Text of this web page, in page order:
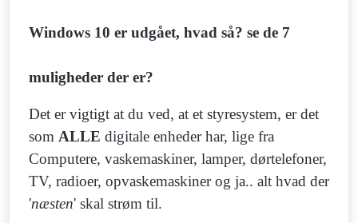
Windows 10 er udgået, hvad så? se de 7
muligheder der er?
Det er vigtigt at du ved, at et styresystem, er det
som ALLE digitale enheder har, lige fra
Computere, vaskemaskiner, lamper, dørtelefoner,
TV, radioer, opvaskemaskiner og ja.. alt hvad der
'næsten' skal strøm til.